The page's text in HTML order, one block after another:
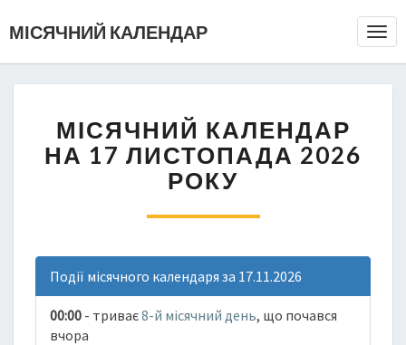
МІСЯЧНИЙ КАЛЕНДАР
МІСЯЧНИЙ КАЛЕНДАР
НА 17 ЛИСТОПАДА 2026
РОКУ
Події місячного календаря за 17.11.2026
00:00 - триває8-й місячний день, що почався
вчора